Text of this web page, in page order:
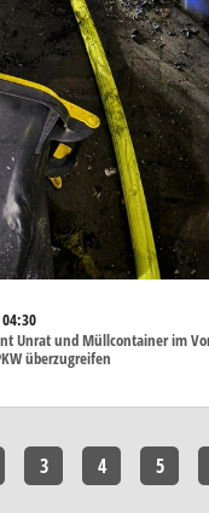
Unrat und Müllcontainer im
überzugreifen
3 4 5